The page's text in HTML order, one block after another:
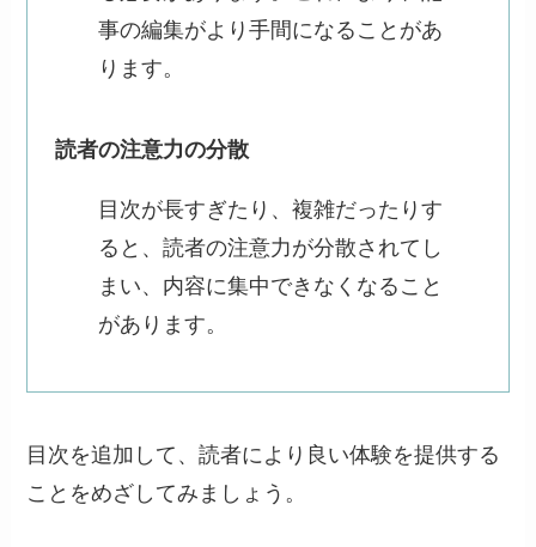
事の編集がより手間になることがあ
ります。
読者の注意力の分散
目次が長すぎたり、複雑だったりす
ると、読者の注意力が分散されてし
まい、内容に集中できなくなること
があります。
目次を追加して、読者により良い体験を提供する
ことをめざしてみましょう。